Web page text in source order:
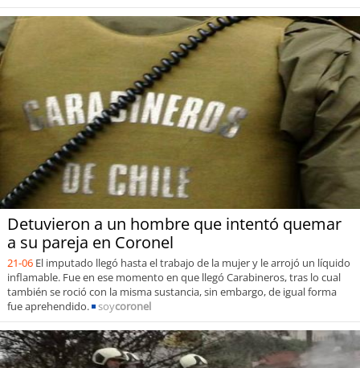
Detuvieron a un hombre que intentó quemar
a su pareja en Coronel
21-06 El imputado llegó hasta el trabajo de la mujer y le arrojó un líquido
inflamable. Fue en ese momento en que llegó Carabineros, tras lo cual
también se roció con la misma sustancia, sin embargo, de igual forma
fue aprehendido.
soycoronel